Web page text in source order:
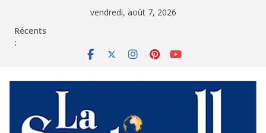
vendredi, août 7, 2026
Récents
: